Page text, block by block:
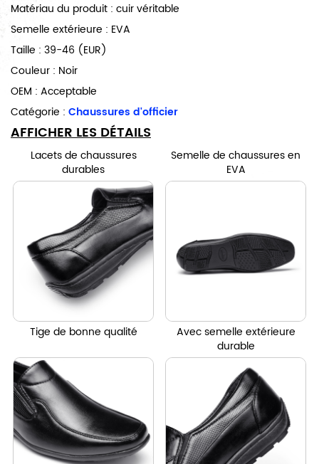
Matériau du produit : cuir véritable
Semelle extérieure : EVA
Taille : 39-46 (EUR)
Couleur : Noir
OEM : Acceptable
Catégorie : Chaussures d'officier
AFFICHER LES DÉTAILS
Lacets de chaussures
durables
Semelle de chaussures en
EVA
Tige de bonne qualité
Avec semelle extérieure
durable